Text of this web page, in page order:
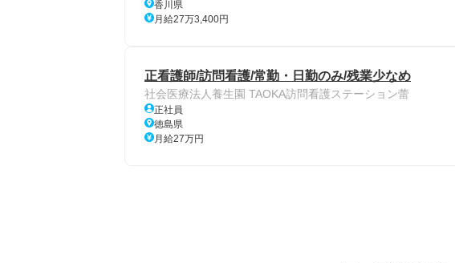
香川県
月給27万3,400円
正看護師/訪問看護/常勤・日勤のみ/残業少なめ
社会医療法人養生園 TAOKA訪問看護ステーション蕾
正社員
徳島県
月給27万円